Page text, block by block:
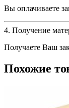
Вы оплачиваете
4. Получение
Получаете Ваш
Похожие